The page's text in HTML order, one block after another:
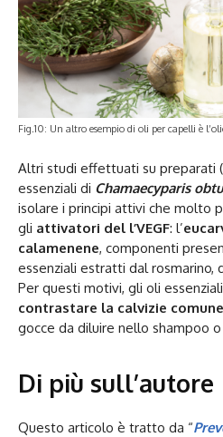
Fig.10: Un altro esempio di oli per capelli è
Altri studi effettuati su preparati (
essenziali di Chamaecyparis
isolare i principi attivi che molto
gli attivatori del l’VEGF: l’
calamenene, componenti
essenziali estratti dal rosmarino,
Per questi motivi, gli oli
contrastare la calvizie comune
gocce da diluire nello shampoo
Di più sull’autore
Questo articolo è tratto da “